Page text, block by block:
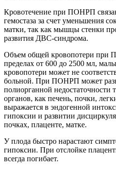
Кровотечение при ПОНРП
гемостаза за счет уменьшения
матки, так как мышцы стенки
развития ДВС-синдрома.
Объем общей кровопотери при
пределах от 600 до 2500 мл,
кровопотери может не
больной. При ПОНРП может
полиорганной
органов, как печень, почки,
выражается в эндогенной
гипоксии и развитии
почках, плаценте, матке.
У плода быстро нарастают
гипоксии. При отслойке
всегда погибает.